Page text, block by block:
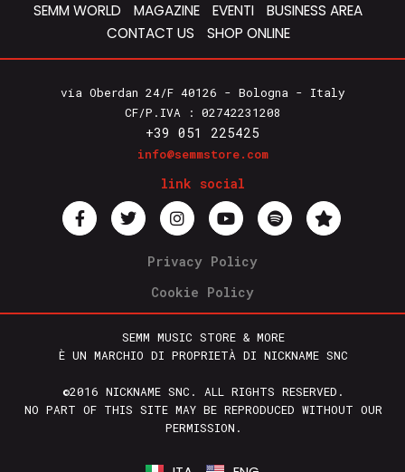
SEMM WORLD MAGAZINE EVENTI
BUSINESS AREA
CONTACT US
SHOP ONLINE
via Oberdan 24/F 40126 - Bologna - Italy
CF/P.IVA : 02742231208
+39 051 225425
info@semmstore.com
link social
Privacy Policy
Cookie Policy
SEMM MUSIC STORE & MORE
È UN MARCHIO DI PROPRIETÀ DI NICKNAME SNC
©2016 NICKNAME SNC. ALL RIGHTS RESERVED.
NO PART OF THIS SITE MAY BE REPRODUCED WITHOUT OUR
PERMISSION.